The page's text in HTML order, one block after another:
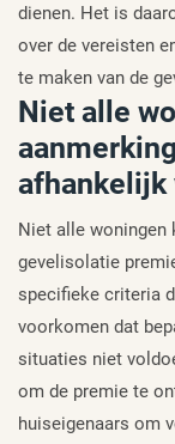
dienen. Het is
over de vereisten
te maken van de
Niet alle
afhankelijk
Niet alle woningen
gevelisolatie
specifieke criteria
voorkomen dat
situaties niet
om de premie te
huiseigenaars om